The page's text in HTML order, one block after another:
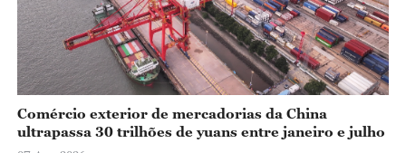
Comércio exterior de mercadorias da China
ultrapassa 30 trilhões de yuans entre janeiro e julho